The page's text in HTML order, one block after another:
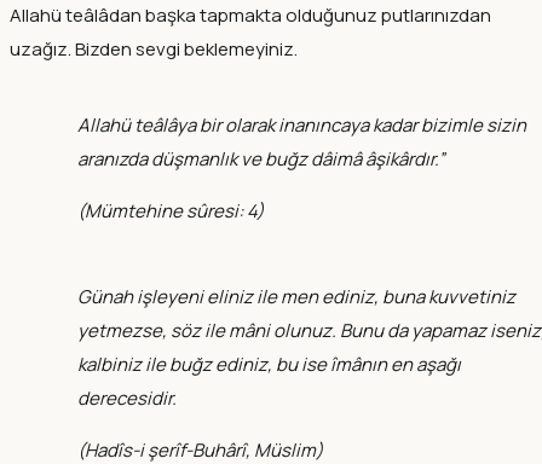
Allahü teâlâdan başka tapmakta olduğunuz putlarınızdan
uzağız. Bizden sevgi beklemeyiniz.
Allahü teâlâya bir olarak inanıncaya kadar bizimle sizin
aranızda düşmanlık ve buğz dâimâ âşikârdır.”
(Mümtehine sûresi: 4)
Günah işleyeni eliniz ile men ediniz, buna kuvvetiniz
yetmezse, söz ile mâni olunuz. Bunu da yapamaz
kalbiniz ile buğz ediniz, bu ise îmânın en aşağı
derecesidir.
(Hadîs-i şerîf-Buhârî, Müslim)